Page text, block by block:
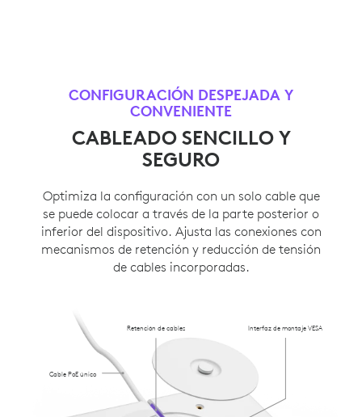
Interfaz de montaje VESA
Retención de cables
Cable PoE único
CONFIGURACIÓN DESPEJADA Y
CONVENIENTE
CABLEADO SENCILLO Y
SEGURO
Optimiza la configuración con un solo cable que
se puede colocar a través de la parte posterior o
inferior del dispositivo. Ajusta las conexiones con
mecanismos de retención y reducción de tensión
de cables incorporadas.